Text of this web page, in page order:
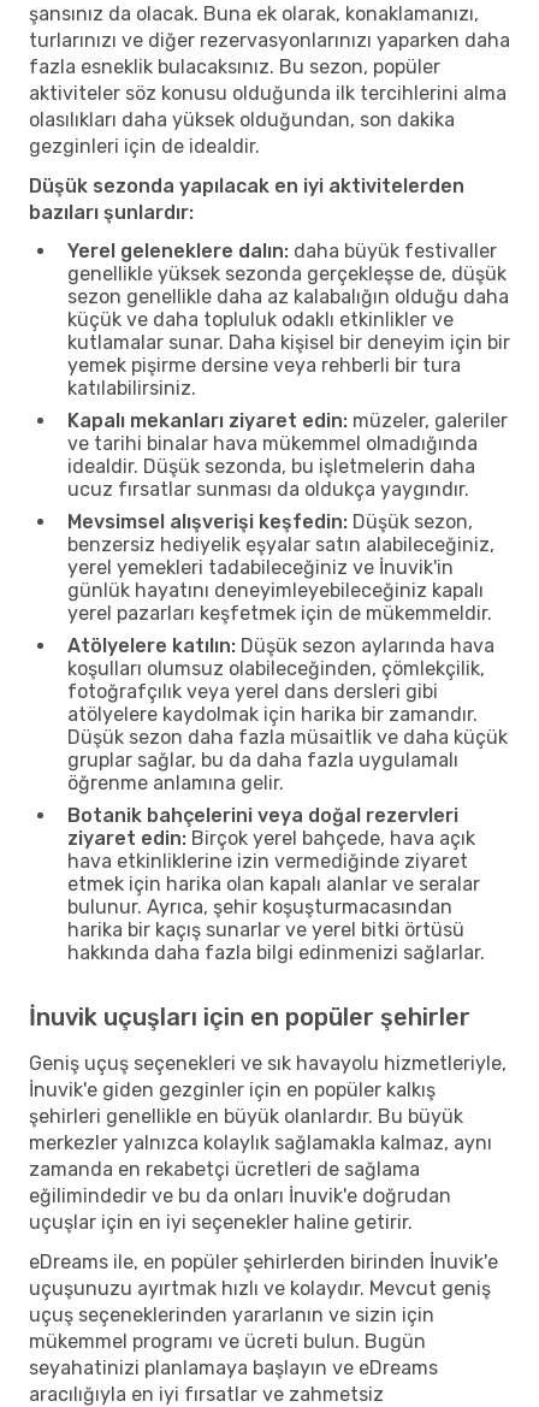
şansınız da olacak. Buna ek olarak, konaklamanızı,
turlarınızı ve diğer rezervasyonlarınızı yaparken daha
fazla esneklik bulacaksınız. Bu sezon, popüler
aktiviteler söz konusu olduğunda ilk tercihlerini alma
olasılıkları daha yüksek olduğundan, son dakika
gezginleri için de idealdir.
Düşük sezonda yapılacak en iyi aktivitelerden
bazıları şunlardır:
Yerel geleneklere dalın: daha büyük festivaller
genellikle yüksek sezonda gerçekleşse de, düşük
sezon genellikle daha az kalabalığın olduğu daha
küçük ve daha topluluk odaklı etkinlikler ve
kutlamalar sunar. Daha kişisel bir deneyim için bir
yemek pişirme dersine veya rehberli bir tura
katılabilirsiniz.
Kapalı mekanları ziyaret edin: müzeler, galeriler
ve tarihi binalar hava mükemmel olmadığında
idealdir. Düşük sezonda, bu işletmelerin daha
ucuz fırsatlar sunması da oldukça yaygındır.
Mevsimsel alışverişi keşfedin: Düşük sezon,
benzersiz hediyelik eşyalar satın alabileceğiniz,
yerel yemekleri tadabileceğiniz ve İnuvik'in
günlük hayatını deneyimleyebileceğiniz kapalı
yerel pazarları keşfetmek için de mükemmeldir.
Atölyelere katılın: Düşük sezon aylarında hava
koşulları olumsuz olabileceğinden, çömlekçilik,
fotoğrafçılık veya yerel dans dersleri gibi
atölyelere kaydolmak için harika bir zamandır.
Düşük sezon daha fazla müsaitlik ve daha küçük
gruplar sağlar, bu da daha fazla uygulamalı
öğrenme anlamına gelir.
Botanik bahçelerini veya doğal rezervleri
ziyaret edin: Birçok yerel bahçede, hava açık
hava etkinliklerine izin vermediğinde ziyaret
etmek için harika olan kapalı alanlar ve seralar
bulunur. Ayrıca, şehir koşuşturmacasından
harika bir kaçış sunarlar ve yerel bitki örtüsü
hakkında daha fazla bilgi edinmenizi sağlarlar.
İnuvik uçuşları için en popüler şehirler
Geniş uçuş seçenekleri ve sık havayolu hizmetleriyle,
İnuvik'e giden gezginler için en popüler kalkış
şehirleri genellikle en büyük olanlardır. Bu büyük
merkezler yalnızca kolaylık sağlamakla kalmaz, aynı
zamanda en rekabetçi ücretleri de sağlama
eğilimindedir ve bu da onları İnuvik'e doğrudan
uçuşlar için en iyi seçenekler haline getirir.
eDreams ile, en popüler şehirlerden birinden İnuvik'e
uçuşunuzu ayırtmak hızlı ve kolaydır. Mevcut geniş
uçuş seçeneklerinden yararlanın ve sizin için
mükemmel programı ve ücreti bulun. Bugün
seyahatinizi planlamaya başlayın ve eDreams
aracılığıyla en iyi fırsatlar ve zahmetsiz